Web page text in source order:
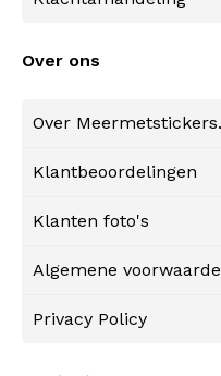
Over ons
Over
Klantbeoordelingen
Klanten foto's
Algemene
Privacy Policy